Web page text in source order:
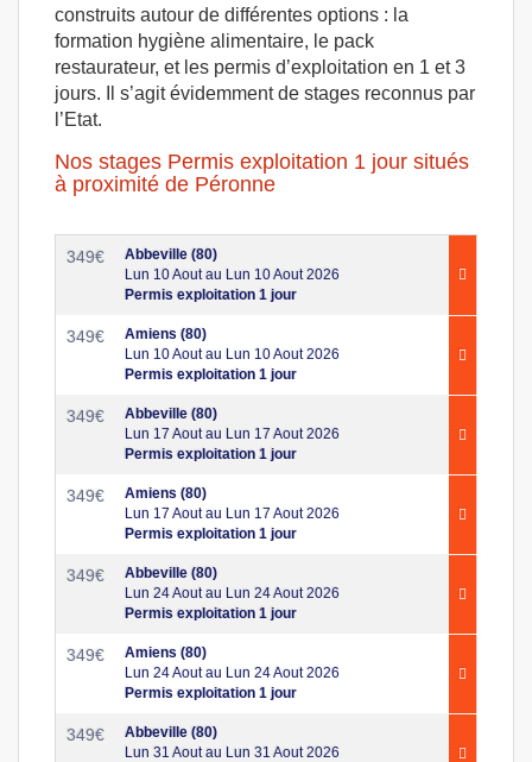
construits autour de différentes options : la
formation hygiène alimentaire, le pack
restaurateur, et les permis d’exploitation en 1 et 3
jours. Il s’agit évidemment de stages reconnus par
l’Etat.
Nos stages Permis exploitation 1 jour situés
à proximité de Péronne
349€
Abbeville (80)
Lun 10 Aout au Lun 10 Aout 2026
Permis exploitation 1 jour
349€
Amiens (80)
Lun 10 Aout au Lun 10 Aout 2026
Permis exploitation 1 jour
349€
Abbeville (80)
Lun 17 Aout au Lun 17 Aout 2026
Permis exploitation 1 jour
349€
Amiens (80)
Lun 17 Aout au Lun 17 Aout 2026
Permis exploitation 1 jour
349€
Abbeville (80)
Lun 24 Aout au Lun 24 Aout 2026
Permis exploitation 1 jour
349€
Amiens (80)
Lun 24 Aout au Lun 24 Aout 2026
Permis exploitation 1 jour
349€
Abbeville (80)
Lun 31 Aout au Lun 31 Aout 2026